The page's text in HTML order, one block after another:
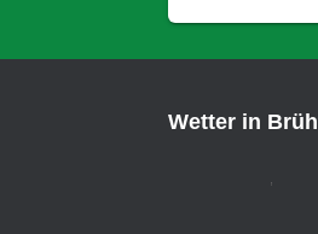
Wetter in Brühl